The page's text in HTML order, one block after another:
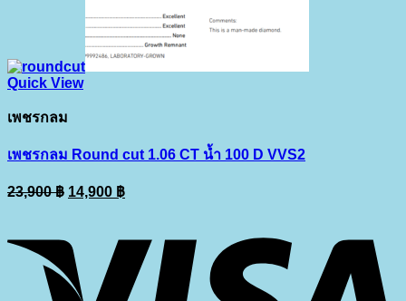
Quick View
เพชรกลม
เพชรกลม Round cut 1.06 CT น้ำ 100 D VVS2
23,900฿ Original
price
23,900 ฿.
14,900 ฿Current
price
14,900 ฿.